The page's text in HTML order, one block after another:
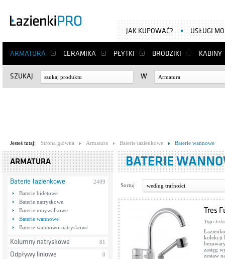
ARMATURA CERAMIKA PŁYTKI BRODZIKI KABINY
JAK KUPOWAĆ? USŁUGI
SZUKAJ W Armatura
Jesteś tutaj: Strona główna Armatura Baterie łazienkowe Baterie wannowe
ARMATURA
Baterie łazienkowe
2409
Baterie bidetowe
Baterie natryskowe
Baterie umywalkowe
Baterie wannowe
Baterie wannowo-natryskowe
Kolumny natryskowe 81
Odpływy liniowe 0
BATERIE
Sortuj według trafności
Tres
Typ:
kolekcji
zasięg
zestaw